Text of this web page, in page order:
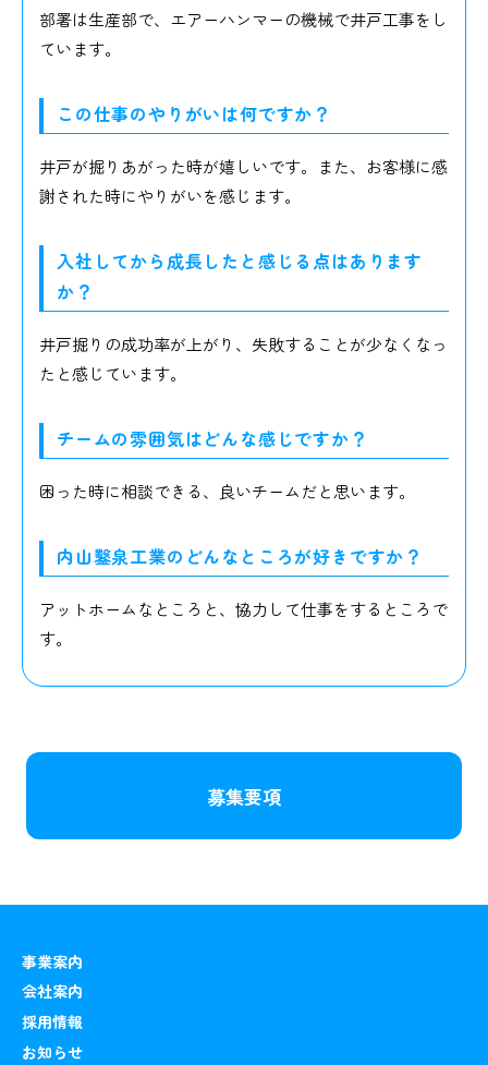
部署は生産部で、エアーハンマーの機械で井戸工事をし
ています。
この仕事のやりがいは何ですか？
井戸が掘りあがった時が嬉しいです。また、お客様に感
謝された時にやりがいを感じます。
入社してから成長したと感じる点はあります
か？
井戸掘りの成功率が上がり、失敗することが少なくなっ
たと感じています。
チームの雰囲気はどんな感じですか？
困った時に相談できる、良いチームだと思います。
内山鑿泉工業のどんなところが好きですか？
アットホームなところと、協力して仕事をするところで
す。
募集要項
事業案内
会社案内
採用情報
お知らせ